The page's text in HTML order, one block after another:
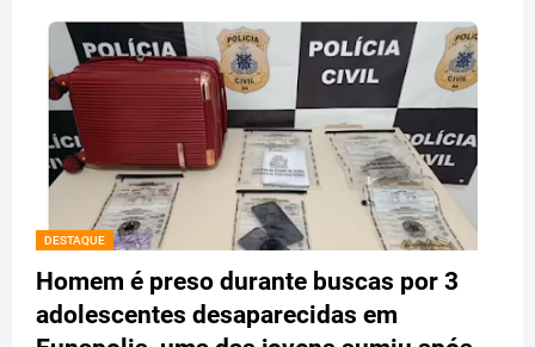
DESTAQUE
Homem é preso durante buscas por 3
adolescentes desaparecidas em